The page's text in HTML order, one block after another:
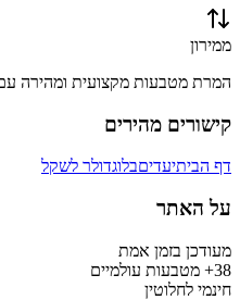
ממירון
המרת מטבעות מקצועית ומהירה עם
קישורים מהירים
דף הביתיעדיםבלוגדולר לשקל
על האתר
מעודכן בזמן אמת
38+ מטבעות עולמיים
חינמי לחלוטין